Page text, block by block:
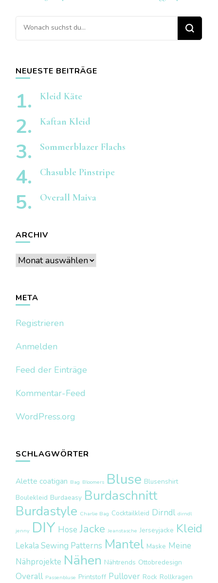
Suchst
du
NEUESTE BEITRÄGE
Kleid Käte
Kaftan Kleid
Sommerblazer Flachs
Chasuble Pinstripe
Overall Maiva
ARCHIV
Archiv
META
Registrieren
Anmelden
Feed der Einträge
Kommentar-Feed
WordPress.org
SCHLAGWÖRTER
Alette coatigan Bag Bloomers Bluse Blusenshirt
Boulekleid Burdaeasy Burdaschnitt
Burdastyle Charlie Bag Cocktailkleid Dirndl dirndl
jenny DIY Hose Jacke Jeanstasche Jerseyjacke Kleid
Lekala Sewing Patterns Mantel Maske Meine
Nähprojekte Nähen Nähtrends Ottobredesign
Overall Passenbluse Printstoff Pullover Rock Rollkragen